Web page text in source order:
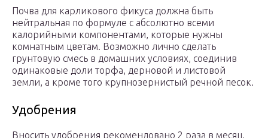
Почва для карликового фикуса должна быть
нейтральная по формуле с абсолютно всеми
калорийными компонентами, которые нужны
комнатным цветам. Возможно лично сделать
грунтовую смесь в домашних условиях, соединив
одинаковые доли торфа, дерновой и листовой
земли, а кроме того крупнозернистый речной песок.
Удобрения
Вносить удобрения рекомендовано 2 раза в месяц,